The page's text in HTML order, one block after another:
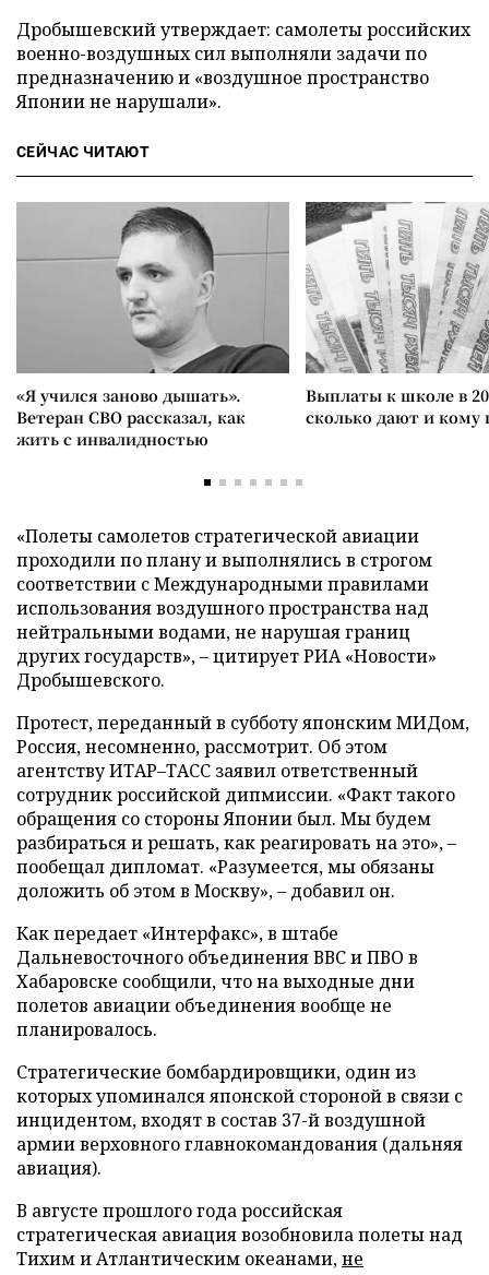
Дробышевский утверждает: самолеты российских
военно-воздушных сил выполняли задачи по
предназначению и «воздушное пространство
Японии не нарушали».
СЕЙЧАС ЧИТАЮТ
«Я учился заново дышать».
Ветеран СВО рассказал, как
жить с инвалидностью
Выплаты к школе в
сколько дают и
«Полеты самолетов стратегической авиации
проходили по плану и выполнялись в строгом
соответствии с Международными правилами
использования воздушного пространства над
нейтральными водами, не нарушая границ
других государств», – цитирует РИА «Новости»
Дробышевского.
Протест, переданный в субботу японским МИДом,
Россия, несомненно, рассмотрит. Об этом
агентству ИТАР–ТАСС заявил ответственный
сотрудник российской дипмиссии. «Факт такого
обращения со стороны Японии был. Мы будем
разбираться и решать, как реагировать на это», –
пообещал дипломат. «Разумеется, мы обязаны
доложить об этом в Москву», – добавил он.
Как передает «Интерфакс», в штабе
Дальневосточного объединения ВВС и ПВО в
Хабаровске сообщили, что на выходные дни
полетов авиации объединения вообще не
планировалось.
Стратегические бомбардировщики, один из
которых упоминался японской стороной в связи с
инцидентом, входят в состав 37-й воздушной
армии верховного главнокомандования (дальняя
авиация).
В августе прошлого года российская
стратегическая авиация возобновила полеты над
Тихим и Атлантическим океанами,не